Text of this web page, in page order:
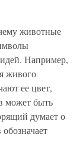
животные
Например,
живого
ее цвет,
может быть
думает о